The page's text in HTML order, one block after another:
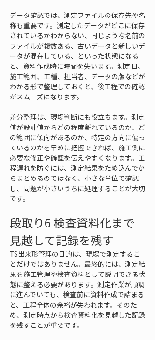
データ確認では、測定ファイルの保存先や名
称も重要です。測定したデータがどこに保存
されているかわからない、同じような名前の
ファイルが複数ある、古いデータと新しいデ
ータが混在している、といった状態になる
と、資料作成時に時間を失います。測定日、
施工範囲、工種、担当者、データの版などが
わかる形で整理しておくと、後工程での確認
がスムーズになります。
差分整理は、現場判断にも役立ちます。測定
値が設計値からどの程度離れているのか、ど
の範囲に傾向があるのか、特定の方向に偏っ
ているのかを早めに把握できれば、施工側に
必要な修正や確認を伝えやすくなります。工
程遅れを防ぐには、測定結果をため込んでか
らまとめるのではなく、小さな単位で確認
し、問題が小さいうちに処理することが大切
です。
段取り6 検査資料化まで
見越して記録を残す
TS出来形管理の目的は、現場で測定するこ
とだけではありません。最終的には、測定結
果を施工管理や検査資料として説明できる状
態に整える必要があります。測定作業が順調
に進んでいても、検査前に資料作成で詰まる
と、工程全体の余裕が失われます。そのた
め、測定時点から検査資料化を見越した記録
を残すことが重要です。